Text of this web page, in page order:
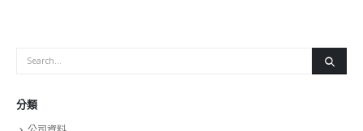
分類